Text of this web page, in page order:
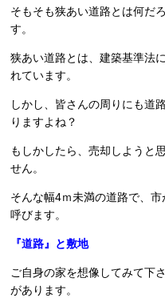
そもそも狭あい道路とは何だ
す。
狭あい道路とは、建築基準法
れています。
しかし、皆さんの周りにも道
りますよね？
もしかしたら、売却しようと
せん。
そんな幅4ｍ未満の道路で、
呼びます。
『道路』と敷地
ご自身の家を想像してみて下
があります。